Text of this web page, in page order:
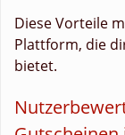
Diese Vorteile
Plattform, die
bietet.